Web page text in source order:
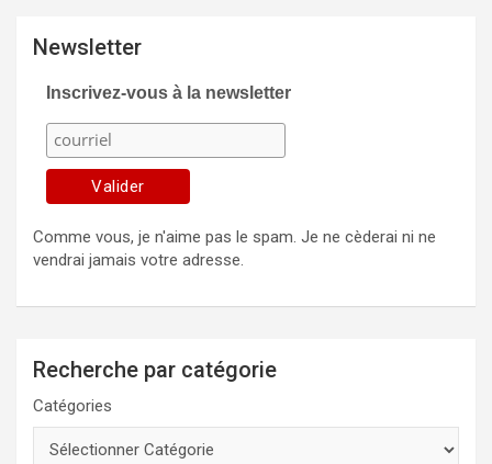
Newsletter
Inscrivez-vous à la newsletter
Comme vous, je n'aime pas le spam. Je ne cèderai ni ne
vendrai jamais votre adresse.
Recherche par catégorie
Catégories